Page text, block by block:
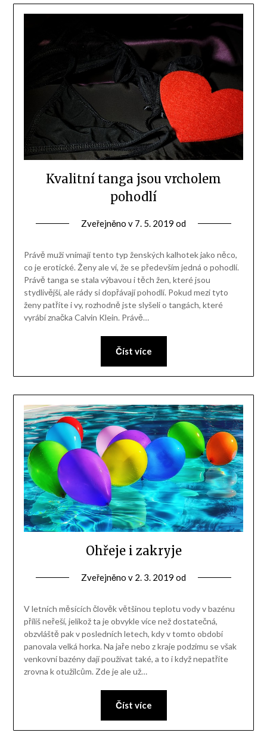
Kvalitní tanga jsou vrcholem
pohodlí
Zveřejněno v 7. 5. 2019 od
Právě muži vnímají tento typ ženských kalhotek jako něco,
co je erotické. Ženy ale ví, že se především jedná o pohodlí.
Právě tanga se stala výbavou i těch žen, které jsou
stydlivější, ale rády si dopřávají pohodlí. Pokud mezi tyto
ženy patříte i vy, rozhodně jste slyšeli o tangách, které
vyrábí značka Calvin Klein. Právě…
Číst více
Ohřeje i zakryje
Zveřejněno v 2. 3. 2019 od
V letních měsících člověk většinou teplotu vody v bazénu
příliš neřeší, jelikož ta je obvykle více než dostatečná,
obzvláště pak v posledních letech, kdy v tomto období
panovala velká horka. Na jaře nebo z kraje podzimu se však
venkovní bazény dají používat také, a to i když nepatříte
zrovna k otužilcům. Zde je ale už…
Číst více